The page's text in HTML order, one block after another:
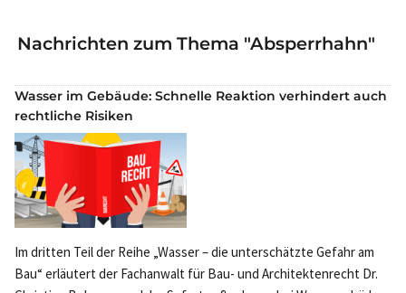
Nachrichten zum Thema "Absperrhahn"
Wasser im Gebäude: Schnelle Reaktion verhindert auch
rechtliche Risiken
Im dritten Teil der Reihe „Wasser – die unterschätzte Gefahr am
Bau“ erläutert der Fachanwalt für Bau- und Architektenrecht Dr.